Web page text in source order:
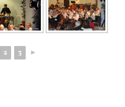
2 3 ►